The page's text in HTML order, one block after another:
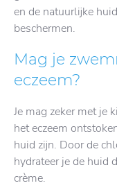
en de natuurlijke
beschermen.
Mag je
eczeem?
Je mag zeker met je
het eczeem
huid zijn. Door de
hydrateer je de huid
crème.